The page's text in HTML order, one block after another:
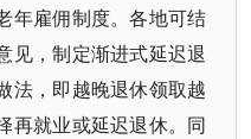
年雇佣制度。各地可结
见，制定渐进式延迟退
法，即越晚退休领取越
再就业或延迟退休。同